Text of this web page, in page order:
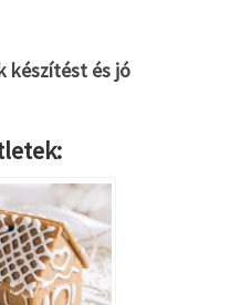
készítést és jó